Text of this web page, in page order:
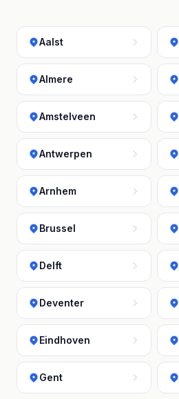
Aalst
Almere
Amstelveen
Antwerpen
Arnhem
Brussel
Delft
Deventer
Eindhoven
Gent